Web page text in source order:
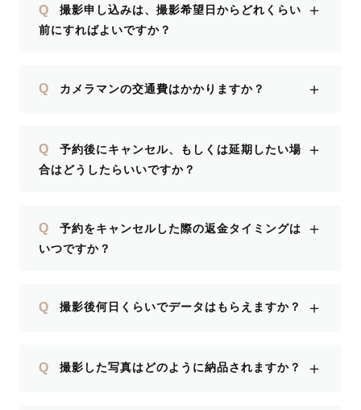
Q
撮影申し込みは、撮影希望日からどれくらい
前にすればよいですか？
＋
Q カメラマンの交通費はかかりますか？ ＋
Q
予約後にキャンセル、もしくは延期したい場
合はどうしたらいいですか？
＋
Q
予約をキャンセルした際の返金タイミングは
いつですか？
＋
Q 撮影後何日くらいでデータはもらえますか？ ＋
Q 撮影した写真はどのように納品されますか？ ＋